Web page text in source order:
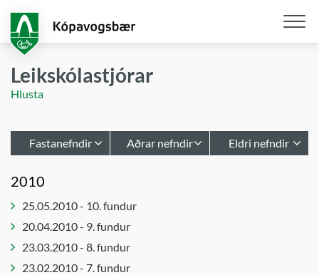
aðalefni
Leikskólastjórar
Hlusta
Fastanefndir
byggingarfulltrúa
Bæjarráð
Bæjarstjórn
Embættisafgreiðslur
skipulagsfulltrúa
Aðrar nefndir
Lýðheilsa
innleiðing
Notendaráð
í málefnum
Eldri nefndir
Atvinnu- og
þróunarráð
Barnaverndarnefnd
Byggingarnefnd
2010
25.05.2010 - 10. fundur
20.04.2010 - 9. fundur
23.03.2010 - 8. fundur
23.02.2010 - 7. fundur
Opna